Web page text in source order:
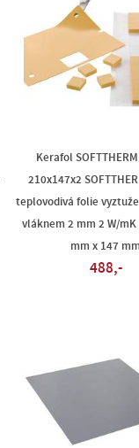
Kerafol
210x147x2
teplovodivá folie
vláknem 2 mm 2 W/mK
mm x 147
488,-